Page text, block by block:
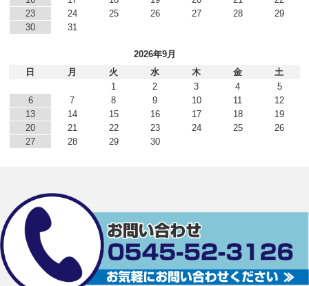
23
24 25 26 27 28
29
30
31
2026年9月
日
月 火 水 木 金
土
1
2 3 4
5
6
7 8 9 10 11
12
13
14 15 16 17 18
19
20
21 22 23 24 25
26
27
28 29 30